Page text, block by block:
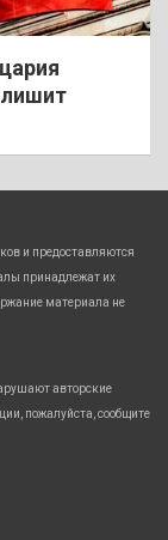
лишит
и предоставляются
принадлежат их
материала не
авторские
пожалуйста, сообщите